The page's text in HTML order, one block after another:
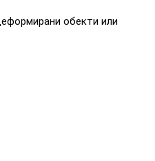
обекти или